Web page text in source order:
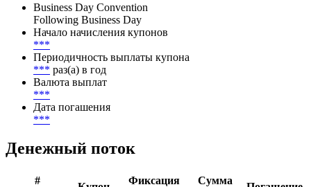
Business Day Convention
Following Business Day
Начало начисления купонов
***
Периодичность выплаты купона
*** раз(а) в год
Валюта выплат
***
Дата погашения
***
Денежный поток
#
Фиксация
Сумма